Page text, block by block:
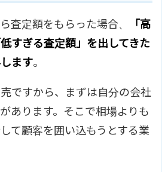
査定額をもらった場合、
「高
すぎる査定額」を出してきた
ます。
ですから、まずは自分の会社
あります。そこで相場よりも
て顧客を囲い込もうとする業